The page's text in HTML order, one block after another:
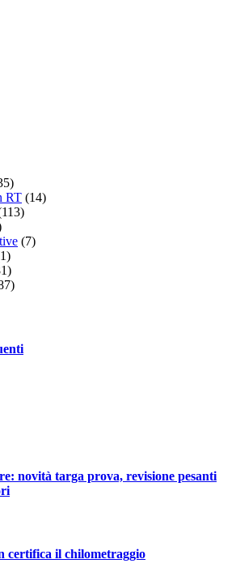
RT (14)
(7)
novità targa prova, revisione pesanti
certifica il chilometraggio